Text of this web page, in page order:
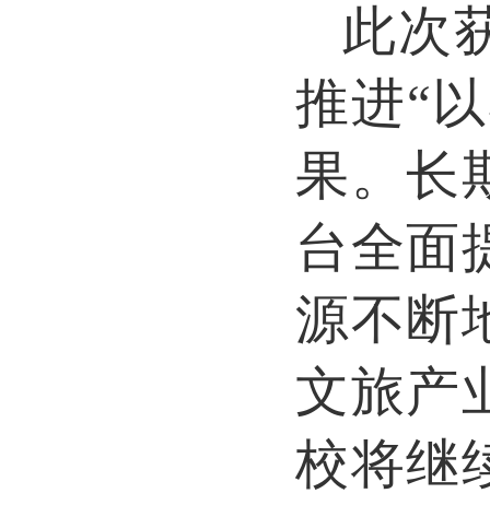
此次
推进“
果。长
台全面
源不断
文旅产
校将继